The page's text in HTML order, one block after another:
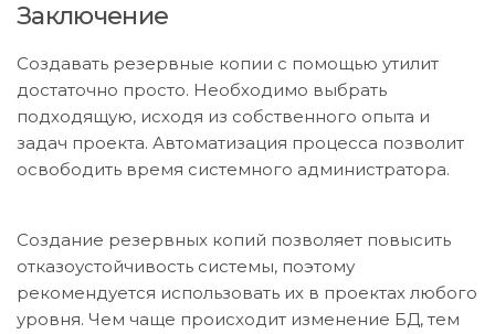
Заключение
Создавать резервные копии с помощью утилит
достаточно просто. Необходимо выбрать
подходящую, исходя из собственного опыта и
задач проекта. Автоматизация процесса позволит
освободить время системного администратора.
Создание резервных копий позволяет повысить
отказоустойчивость системы, поэтому
рекомендуется использовать их в проектах любого
уровня. Чем чаще происходит изменение БД, тем